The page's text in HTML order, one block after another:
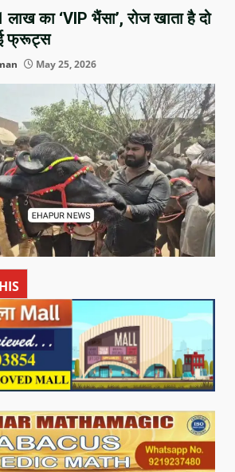
लाख का ‘VIP भैंसा’, रोज खाता है दो
फ्रूट्स
May 25, 2026